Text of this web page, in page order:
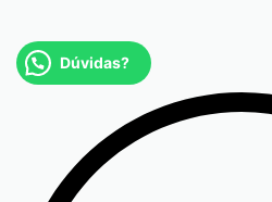
Dúvidas?